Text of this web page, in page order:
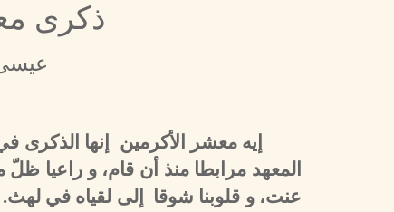
ذكرى
إيه معشر الأكرمين إنها الذكرى
المعهد مرابطا منذ أن قام، و راعيا
عنت، و قلوبنا شوقا إلى لقياه في